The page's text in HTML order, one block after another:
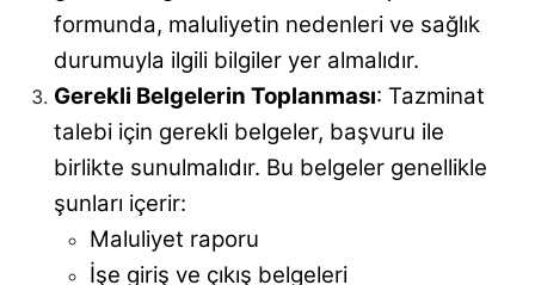
formunda, maluliyetin nedenleri ve sağlık
durumuyla ilgili bilgiler yer almalıdır.
Gerekli Belgelerin Toplanması: Tazminat
talebi için gerekli belgeler, başvuru ile
birlikte sunulmalıdır. Bu belgeler genellikle
şunları içerir:
Maluliyet raporu
İşe giriş ve çıkış belgeleri